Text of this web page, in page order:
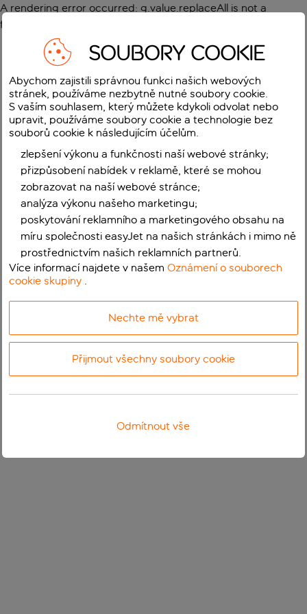
A rendering error occurred: g.value.replaceAll is not a
function
SOUBORY COOKIE
Abychom zajistili správnou funkci našich webových
stránek, používáme nezbytně nutné soubory cookie.
S vaším souhlasem, který můžete kdykoli odvolat nebo
upravit, používáme soubory cookie a technologie bez
souborů cookie k následujícím účelům.
zlepšení výkonu a funkčnosti naší webové stránky;
přizpůsobení nabídek v reklamě, které se mohou
zobrazovat na naší webové stránce;
analýza výkonu našeho marketingu;
poskytování reklamního a marketingového obsahu na
míru společnosti easyJet na našich stránkách i mimo ně
prostřednictvím našich reklamních partnerů.
Více informací najdete v našemOznámení o souborech
cookie skupiny .
Nechte mě vybrat
Přijmout všechny soubory cookie
Odmítnout vše